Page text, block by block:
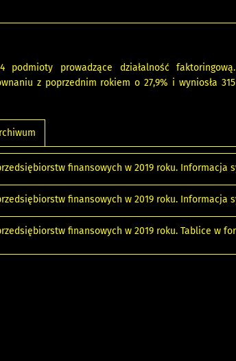
prowadzące działalność
z poprzednim rokiem o 27,9% i wyniosła
finansowych w 2019 roku. Informacja
finansowych w 2019 roku. Informacja
finansowych w 2019 roku. Tablice w